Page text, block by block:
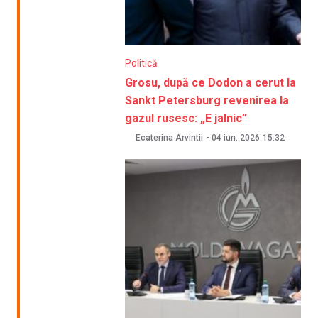
Politică
Grosu, după ce Dodon a cerut la
Sankt Petersburg revenirea la
gazul rusesc: „E jalnic”
Ecaterina Arvintii - 04 iun. 2026 15:32